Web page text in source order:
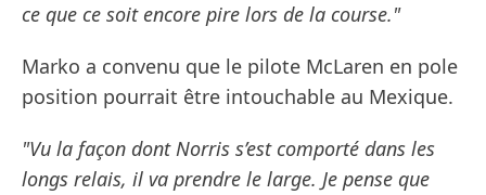
ce que ce soit encore pire lors de la course."
Marko a convenu que le pilote McLaren en pole
position pourrait être intouchable au Mexique.
"Vu la façon dont Norris s’est comporté dans les
longs relais, il va prendre le large. Je pense que